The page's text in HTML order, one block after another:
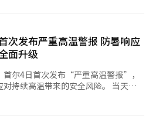
与高油价补贴发放时间相吻合的生活
5月18日至7月3日向
每人10万至25万韩元的高油价补贴第
卡和预付卡、地方爱心商品券的方式
品结构也朝着更高盈
，食品和加工食品的比例分别比去年
个百分点，而烟草的比例下降，平均
称可能借鉴农村基本收入、青年基本
有的三项普惠育儿补
式上各不相同。其中父母补贴面向0-
家庭每月可领取100万韩元（约合人
万韩元。 儿童补贴则面向
月补贴10万韩元。根据今年3月修订
取年龄将逐步扩大，到2030年覆盖
次发布严重高温警报 防暑响应
面升级
首尔4日首次发布“严重高温警报”，
续高温带来的安全风险。 当天上
发布“严重高温警报”。根据今年6月